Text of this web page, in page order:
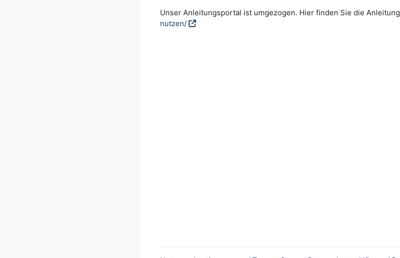
Unser Anleitungsportal ist umgezogen. Hier finden Sie die
nutzen/